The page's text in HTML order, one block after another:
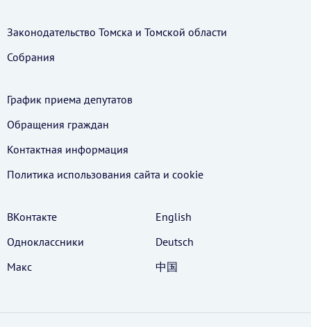
Законодательство Томска и Томской области
Собрания
График приема депутатов
Обращения граждан
Контактная информация
Политика использования cайта и cookie
ВКонтакте
Одноклассники
Макс
English
Deutsch
中国